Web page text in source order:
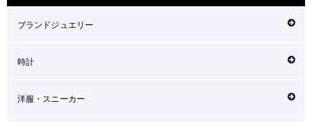
ブランドジュエリー
時計
洋服・スニーカー